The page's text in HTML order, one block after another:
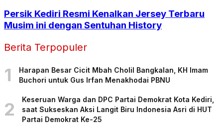
Persik Kediri Resmi Kenalkan Jersey Terbaru
Musim ini dengan Sentuhan History
Berita Terpopuler
1
Harapan Besar Cicit Mbah Cholil Bangkalan, KH Imam
Buchori untuk Gus Irfan Menakhodai PBNU
2
Keseruan Warga dan DPC Partai Demokrat Kota Kediri,
saat Sukseskan Aksi Langit Biru Indonesia Asri di HUT
Partai Demokrat Ke-25